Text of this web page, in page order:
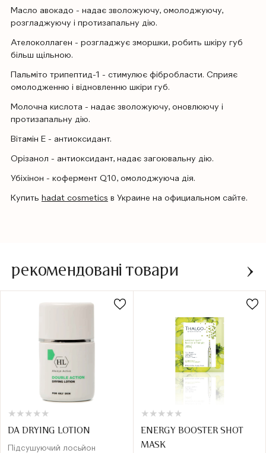
Масло авокадо - надає зволожуючу, омолоджуючу,
розгладжуючу і протизапальну дію.
Ателоколлаген - розгладжує зморшки, робить шкіру губ
більш щільною.
Пальміто трипептид-1 - стимулює фібробласти. Сприяє
омолодженню і відновленню шкіри губ.
Молочна кислота - надає зволожуючу, оновлюючу і
протизапальну дію.
Вітамін Е - антиоксидант.
Орізанол - антиоксидант, надає загоювальну дію.
Убіхінон - кофермент Q10, омолоджуюча дія.
Купить hadat cosmetics в Украине на официальном сайте.
рекомендовані товари
★
★ ★
★ ★
★ ★
★ ★
★
DA DRYING LOTION
Підсушуючий лосьйон
★
★ ★
★ ★
★ ★
★ ★
★
ENERGY BOOSTER SHOT
MASK